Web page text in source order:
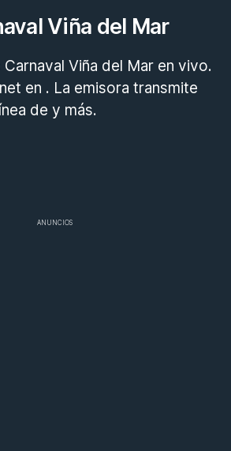
Viña del Mar
Viña del Mar en vivo.
en . La emisora transmite
de y más.
ANUNCIOS